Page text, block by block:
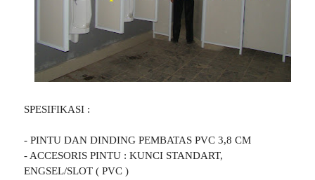
SPESIFIKASI :
- PINTU DAN DINDING PEMBATAS PVC 3,8 CM
- ACCESORIS PINTU : KUNCI STANDART,
ENGSEL/SLOT ( PVC )